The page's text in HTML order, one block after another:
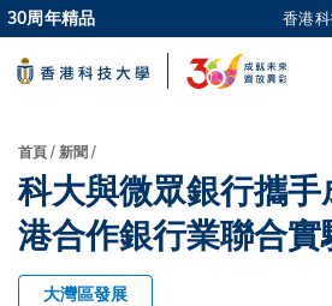
Skip
to
main
更多科大概覽
科大新聞
生活@科大
30周年精品 香港
導
航
連
結
首頁 新聞
科大與微眾銀行攜
港合作銀行業聯合實
大灣區發展